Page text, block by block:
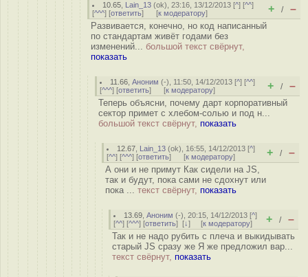
10.65 Lain_13 (ok), 23:16, 13/12/2013 [^] [^^]
[^^^] [ответить] [к модератору] + / –
Развивается, конечно, но код написанный
по стандартам живёт годами без
изменений... большой текст свёрнут,
показать
11.66 ,Аноним (-), 11:50, 14/12/2013 [^] [^^]
[^^^] [ответить] [к модератору] + / –
Теперь объясни, почему дарт корпоративный
сектор примет с хлебом-солью и под н...
большой текст свёрнут, показать
12.67 Lain_13 (ok), 16:55, 14/12/2013 [^]
[^^] [^^^] [ответить] [к модератору] + / –
А они и не примут Как сидели на JS,
так и будут, пока сами не сдохнут или
пока ... текст свёрнут, показать
13.69 ,Аноним (-), 20:15, 14/12/2013 [^]
[^^] [^^^] [ответить] [↓] [к модератору] + / –
Так и не надо рубить с плеча и выкидывать
старый JS сразу же Я же предложил вар...
текст свёрнут, показать